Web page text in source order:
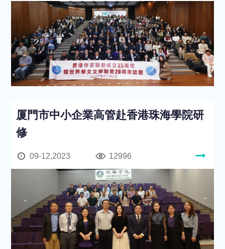
厦門市中小企業高管赴香港珠海學院研
修
09-12,2023 12996